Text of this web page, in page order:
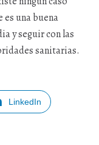
una buena
y seguir con las
sanitarias.
LinkedIn